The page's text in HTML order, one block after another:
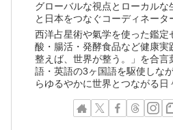
グローバルな視点とローカルな
と日本をつなぐコーディネータ
西洋占星術や氣学を使った鑑定
酸・腸活・発酵食品など健康実
整えば、世界が整う。」を合言
語・英語の3ヶ国語を駆使しな
らゆるやかに世界とつながる日